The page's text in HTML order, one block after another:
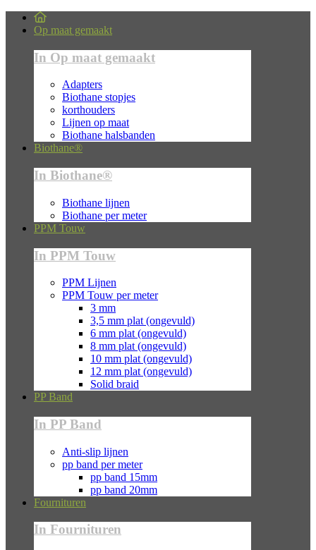
Op maat gemaakt
In Op maat gemaakt
Adapters
Biothane stopjes
korthouders
Lijnen op maat
Biothane halsbanden
Biothane®
In Biothane®
Biothane lijnen
Biothane per meter
PPM Touw
In PPM Touw
PPM Lijnen
PPM Touw per meter
3 mm
3,5 mm plat (ongevuld)
6 mm plat (ongevuld)
8 mm plat (ongevuld)
10 mm plat (ongevuld)
12 mm plat (ongevuld)
Solid braid
PP Band
In PP Band
Anti-slip lijnen
pp band per meter
pp band 15mm
pp band 20mm
Fournituren
In Fournituren